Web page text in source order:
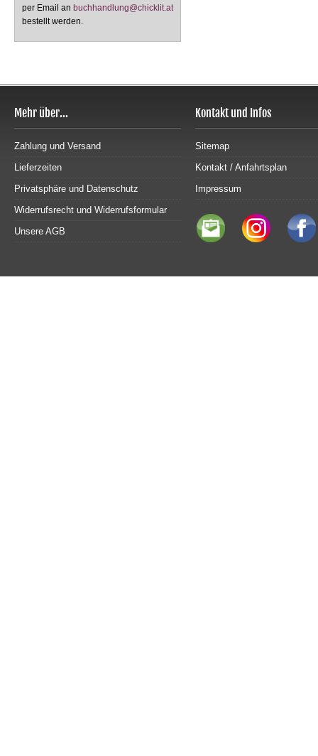
per Email an buchhandlung@chicklit.at
bestellt werden.
Mehr über...
Zahlung und Versand
Lieferzeiten
Privatsphäre und Datenschutz
Widerrufsrecht und Widerrufsformular
Unsere AGB
Kontakt und Infos
Sitemap
Kontakt / Anfahrtsplan
Impressum